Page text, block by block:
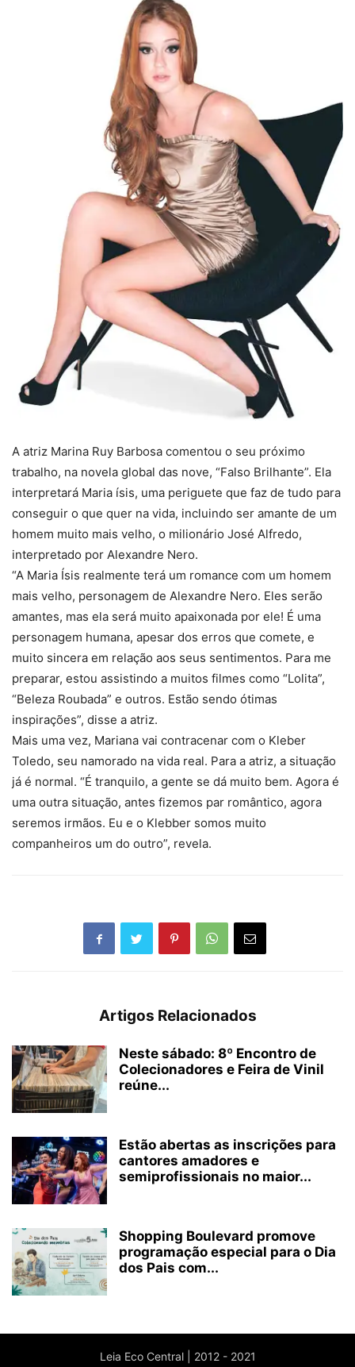
A atriz Marina Ruy Barbosa comentou o seu próximo
trabalho, na novela global das nove, “Falso Brilhante”. Ela
interpretará Maria ísis, uma periguete que faz de tudo para
conseguir o que quer na vida, incluindo ser amante de um
homem muito mais velho, o milionário José Alfredo,
interpretado por Alexandre Nero.
“A Maria Ísis realmente terá um romance com um homem
mais velho, personagem de Alexandre Nero. Eles serão
amantes, mas ela será muito apaixonada por ele! É uma
personagem humana, apesar dos erros que comete, e
muito sincera em relação aos seus sentimentos. Para me
preparar, estou assistindo a muitos filmes como “Lolita”,
“Beleza Roubada” e outros. Estão sendo ótimas
inspirações”, disse a atriz.
Mais uma vez, Mariana vai contracenar com o Kleber
Toledo, seu namorado na vida real. Para a atriz, a situação
já é normal. “É tranquilo, a gente se dá muito bem. Agora é
uma outra situação, antes fizemos par romântico, agora
seremos irmãos. Eu e o Klebber somos muito
companheiros um do outro”, revela.
Artigos Relacionados
Neste sábado: 8º Encontro de
Colecionadores e Feira de Vinil
reúne...
Estão abertas as inscrições para
cantores amadores e
semiprofissionais no maior...
Shopping Boulevard promove
programação especial para o Dia
dos Pais com...
Leia Eco Central | 2012 - 2021